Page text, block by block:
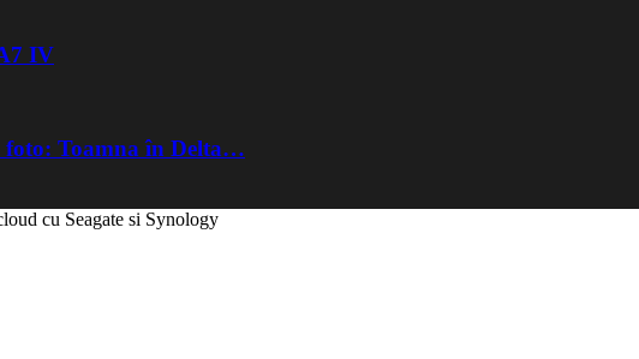
IV
Toamna în Delta…
cu Seagate si Synology